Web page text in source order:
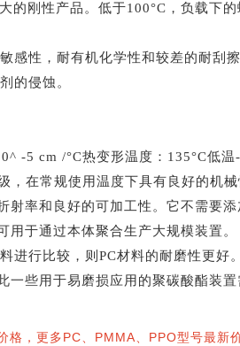
的刚性产品。低于100°C，负载下
感性，耐有机化学性和较差的耐刮
的侵蚀。
-5 cm /°C热变形温度：135°C低温
，在常规使用温度下具有良好的机
率和良好的可加工性。它不需要
于通过本体聚合生产大规模装置。
进行比较，则PC材料的耐磨性更好
些用于易磨损应用的聚碳酸酯装置
格，更多PC、PMMA、PPO型号最